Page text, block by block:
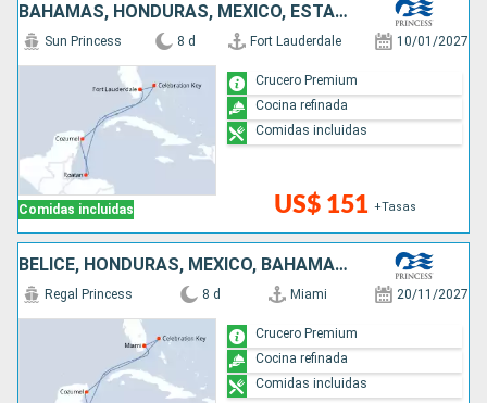
BAHAMAS, HONDURAS, MÉXICO, ESTADOS UNIDOS
Comidas incluidas
Sun Princess 8 d Fort Lauderdale 10/01/2027
US$ 151 +Tasas
Crucero Premium
Cocina refinada
Comidas incluidas
BELICE, HONDURAS, MÉXICO, BAHAMAS, ESTADOS UNIDOS
Regal Princess 8 d Miami 20/11/2027
Crucero Premium
Cocina refinada
Comidas incluidas